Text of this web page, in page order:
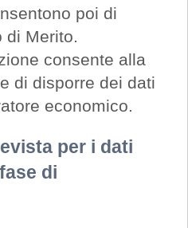
poi di
di Merito.
consente alla
di disporre dei dati
economico.
per i dati
di